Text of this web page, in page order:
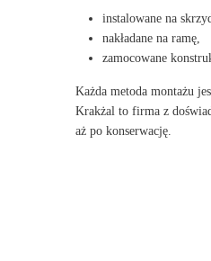
instalowane na
nakładane na ramę,
zamocowane
Każda metoda montażu
Krakżal to firma z
aż po konserwację.